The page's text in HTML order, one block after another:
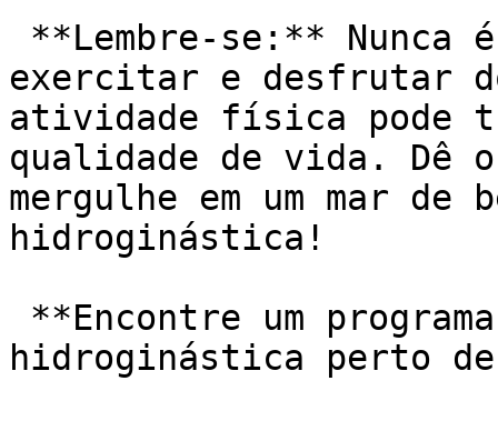
exercitar e desfrutar
atividade física pode
qualidade de vida. Dê
mergulhe em um mar
hidroginástica!
hidroginástica perto